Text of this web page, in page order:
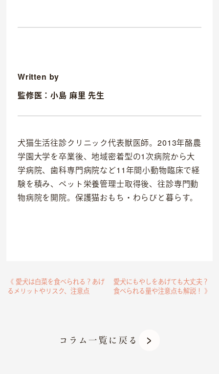
Written by
監修医：小島 麻里 先生
犬猫生活往診クリニック代表獣医師。2013年酪農
学園大学を卒業後、地域密着型の1次病院から大
学病院、歯科専門病院など11年間小動物臨床で経
験を積み、ペット栄養管理士取得後、往診専門動
物病院を開院。保護猫おもち・わらびと暮らす。
《 愛犬は白菜を食べられる？あげ
るメリットやリスク、注意点
愛犬にもやしをあげても大丈夫？
食べられる量や注意点も解説！ 》
コラム一覧に戻る